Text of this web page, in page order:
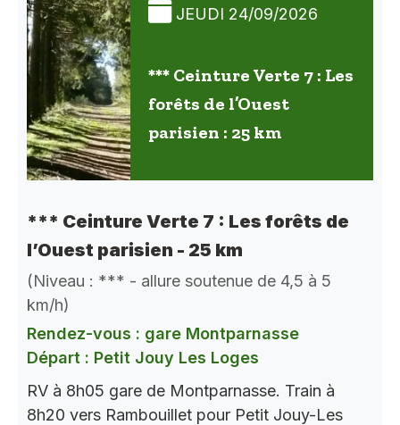
JEUDI 24/09/2026
*** Ceinture Verte 7 : Les
forêts de l’Ouest
parisien : 25 km
*** Ceinture Verte 7 : Les forêts de
l’Ouest parisien - 25 km
(Niveau : *** - allure soutenue de 4,5 à 5
km/h)
Rendez-vous : gare Montparnasse
Départ : Petit Jouy Les Loges
RV à 8h05 gare de Montparnasse. Train à
8h20 vers Rambouillet pour Petit Jouy-Les